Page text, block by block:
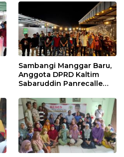
Sambangi Manggar Baru,
Anggota DPRD Kaltim
Sabaruddin Panrecalle
Balikpapan